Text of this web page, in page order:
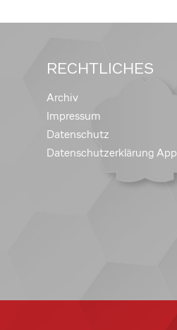
RECHTLICHES
Archiv
Impressum
Datenschutz
Datenschutzerklärung App